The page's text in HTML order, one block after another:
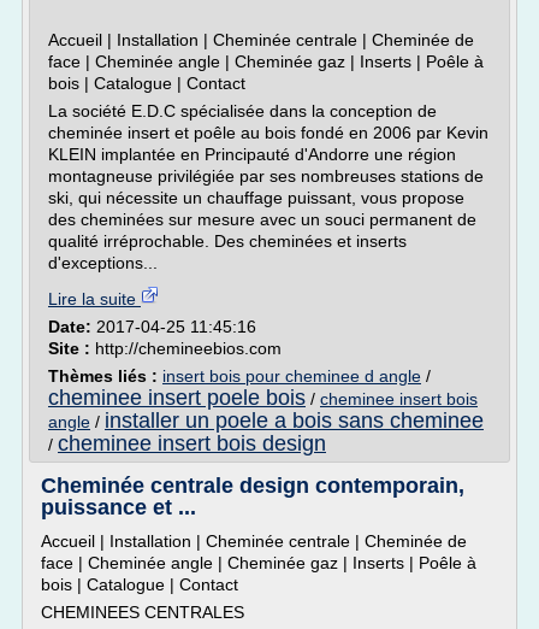
Accueil | Installation | Cheminée centrale | Cheminée de
face | Cheminée angle | Cheminée gaz | Inserts | Poêle à
bois | Catalogue | Contact
La société E.D.C spécialisée dans la conception de
cheminée insert et poêle au bois fondé en 2006 par Kevin
KLEIN implantée en Principauté d'Andorre une région
montagneuse privilégiée par ses nombreuses stations de
ski, qui nécessite un chauffage puissant, vous propose
des cheminées sur mesure avec un souci permanent de
qualité irréprochable. Des cheminées et inserts
d'exceptions...
Lire la suite
Date: 2017-04-25 11:45:16
Site : http://chemineebios.com
Thèmes liés : insert bois pour cheminee d angle /
cheminee insert poele bois / cheminee insert bois
angle / installer un poele a bois sans cheminee
/ cheminee insert bois design
Cheminée centrale design contemporain,
puissance et ...
Accueil | Installation | Cheminée centrale | Cheminée de
face | Cheminée angle | Cheminée gaz | Inserts | Poêle à
bois | Catalogue | Contact
CHEMINEES CENTRALES